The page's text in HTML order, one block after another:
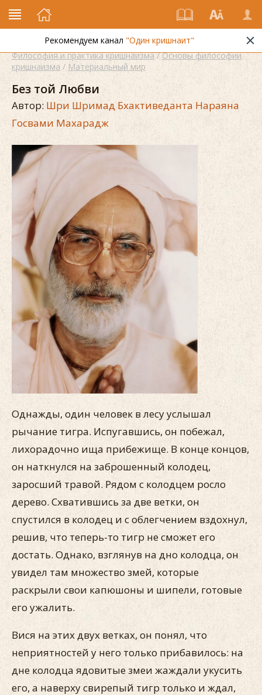
Рекомендуем канал "Один кришнаит"
Философия и практика кришнаизма/Основы философии
кришнаизма / Материальный мир
Без той Любви
Автор: Шри Шримад Бхактиведанта Нараяна
Госвами Махарадж
Однажды, один человек в лесу услышал
рычание тигра. Испугавшись, он побежал,
лихорадочно ища прибежище. В конце концов,
он наткнулся на заброшенный колодец,
заросший травой. Рядом с колодцем росло
дерево. Схватившись за две ветки, он
спустился в колодец и с облегчением вздохнул,
решив, что теперь-то тигр не сможет его
достать. Однако, взглянув на дно колодца, он
увидел там множество змей, которые
раскрыли свои капюшоны и шипели, готовые
его ужалить.
Вися на этих двух ветках, он понял, что
неприятностей у него только прибавилось: на
дне колодца ядовитые змеи жаждали укусить
его, а наверху свирепый тигр только и ждал,